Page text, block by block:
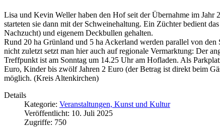
Lisa und Kevin Weller haben den Hof seit der Übernahme im Jahr
starteten sie dann mit der Schweinehaltung. Ein Züchter bedient
Nachzucht) und eigenem Deckbullen gehalten.
Rund 20 ha Grünland und 5 ha Ackerland werden parallel von
nicht zuletzt setzt man hier auch auf regionale Vermarktung: Der
Treffpunkt ist am Sonntag um 14.25 Uhr am Hofladen. Als
Euro, Kinder bis zwölf Jahren 2 Euro (der Betrag ist direkt beim
möglich. (Kreis Altenkirchen)
Details
Kategorie: Veranstaltungen, Kunst und Kultur
Veröffentlicht: 10. Juli 2025
Zugriffe: 750